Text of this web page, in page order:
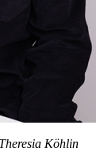
Köhlin